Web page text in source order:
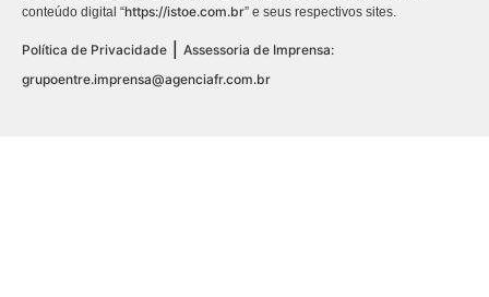
conteúdo digital “https://istoe.com.br” e seus respectivos sites.
Política de Privacidade
Assessoria de Imprensa:
grupoentre.imprensa@agenciafr.com.br